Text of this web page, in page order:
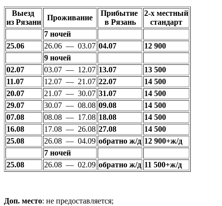
Выезд
из Рязани
Проживание
Прибытие
в Рязань
2-х местный
стандарт
7 ночей
25.06
26.06 — 03.07 04.07
12 900
9 ночей
02.07
03.07 — 12.07 13.07
13 500
11.07
12.07 — 21.07 22.07
14 500
20.07
21.07 — 30.07 31.07
14 500
29.07
30.07 — 08.08 09.08
14 500
07.08
08.08 — 17.08 18.08
14 500
16.08
17.08 — 26.08 27.08
14 500
25.08
26.08 — 04.09 обратно ж/д 12 900+ж/д
7 ночей
25.08
26.08 — 02.09 обратно ж/д 11 500+ж/д
Доп. место: не предоставляется;